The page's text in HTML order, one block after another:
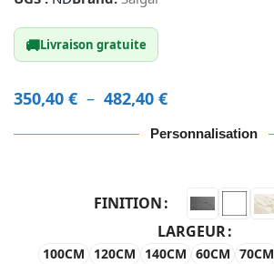
🚚Livraison gratuite
350,40 € – 482,40 €
Personnalisation
FINITION
LARGEUR
100CM 120CM 140CM 60CM 70CM